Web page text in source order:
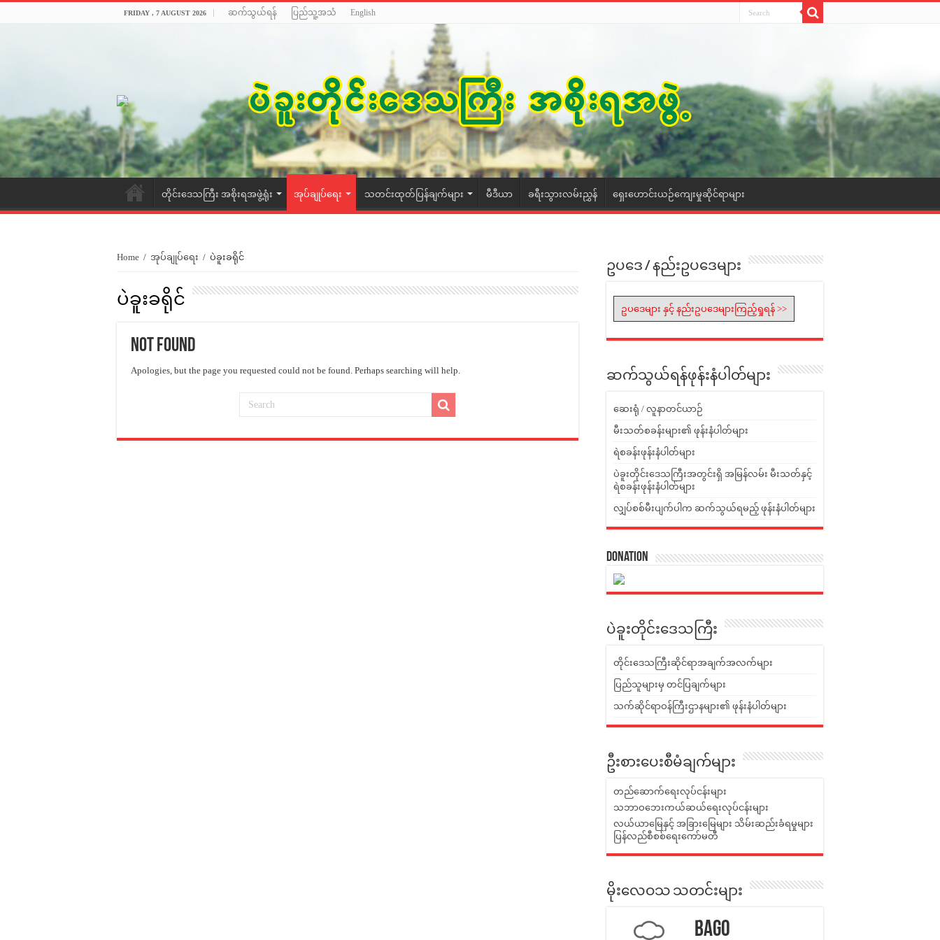
FRIDAY , 7 AUGUST 2026 ဆက်သွယ်ရန် ပြည်သူ့အသံ English
တိုင်းဒေသကြီး အစိုးရအဖွဲ့ရုံး အုပ်ချုပ်ရေး သတင်းထုတ်ပြန်ချက်များ မီဒီယာ ခရီးသွားလမ်းညွှန် ရှေးဟောင်းယဉ်ကျေးမှုဆိုင်ရာများ
Home / အုပ်ချုပ်ရေး / ပဲခူးခရိုင်
ပဲခူးခရိုင်
Not Found
Apologies, but the page you requested could not be found. Perhaps searching will help.
ဥပဒေ / နည်းဥပဒေများ
ဥပဒေများ နှင့် နည်းဥပဒေများကြည့်ရှုရန် >>
ဆက်သွယ်ရန်ဖုန်းနံပါတ်များ
ဆေးရုံ / လူနာတင်ယာဉ်
မီးသတ်စခန်းများ၏ ဖုန်းနံပါတ်များ
ရဲစခန်းဖုန်းနံပါတ်များ
ပဲခူးတိုင်းဒေသကြီးအတွင်းရှိ အမြန်လမ်း မီးသတ်နှင့်
ရဲစခန်းဖုန်းနံပါတ်များ
လျှပ်စစ်မီးပျက်ပါက ဆက်သွယ်ရမည့် ဖုန်းနံပါတ်များ
Donation
ပဲခူးတိုင်းဒေသကြီး
တိုင်းဒေသကြီးဆိုင်ရာအချက်အလက်များ
ပြည်သူများမှ တင်ပြချက်များ
သက်ဆိုင်ရာဝန်ကြီးဌာနများ၏ ဖုန်းနံပါတ်များ
ဦးစားပေးစီမံချက်များ
တည်ဆောက်ရေးလုပ်ငန်းများ
သဘာဝဘေးကယ်ဆယ်ရေးလုပ်ငန်းများ
လယ်ယာမြေနှင့် အခြားမြေများ သိမ်းဆည်းခံရမှုများ
ပြန်လည်စီစစ်ရေးကော်မတီ
မိုးလေဝသ သတင်းများ
Bago